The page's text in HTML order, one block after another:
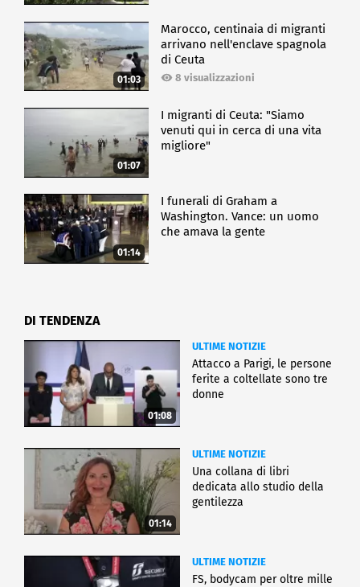
01:03
Marocco, centinaia di migranti
arrivano nell'enclave spagnola
di Ceuta
8 visualizzazioni
01:07
I migranti di Ceuta: "Siamo
venuti qui in cerca di una vita
migliore"
01:14
I funerali di Graham a
Washington. Vance: un uomo
che amava la gente
DI TENDENZA
01:08
ULTIME NOTIZIE
Attacco a Parigi, le persone
ferite a coltellate sono tre
donne
01:14
ULTIME NOTIZIE
Una collana di libri
dedicata allo studio della
gentilezza
ULTIME NOTIZIE
FS, bodycam per oltre mille